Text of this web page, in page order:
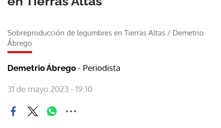
Sobreproducción de legumbres en Tierras Altas / Demetrio
Ábrego
Demetrio Ábrego - Periodista
31 de mayo 2023 - 19:10